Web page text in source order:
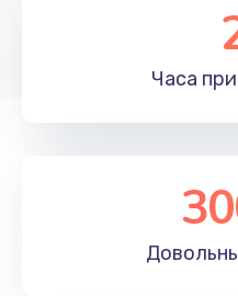
Часа